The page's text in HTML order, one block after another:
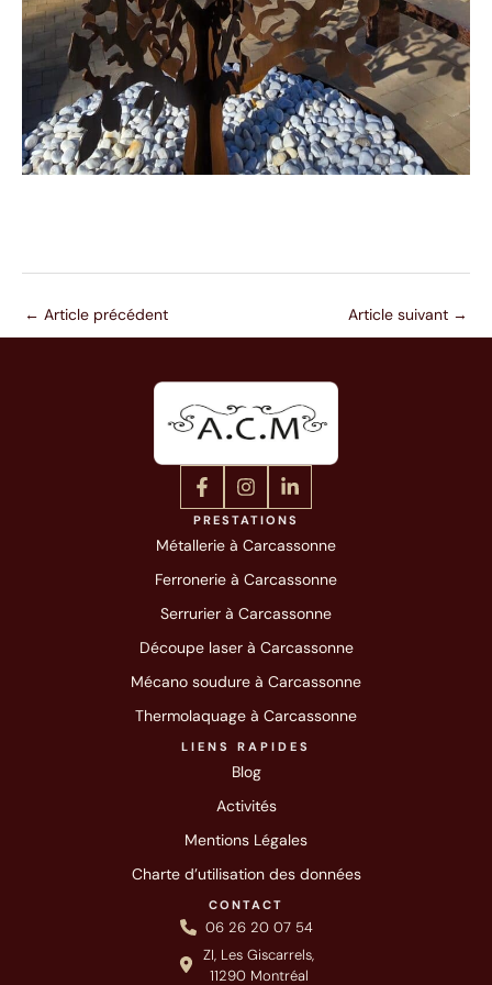
← Article précédent Article suivant →
PRESTATIONS
Métallerie à Carcassonne
Ferronerie à Carcassonne
Serrurier à Carcassonne
Découpe laser à Carcassonne
Mécano soudure à Carcassonne
Thermolaquage à Carcassonne
LIENS RAPIDES
Blog
Activités
Mentions Légales
Charte d’utilisation des données
CONTACT
06 26 20 07 54
ZI, Les Giscarrels,
11290 Montréal